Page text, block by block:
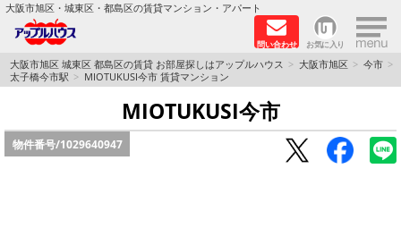
大阪市旭区・城東区・都島区の賃貸マンション・アパート
問い合わせ お気に入り ×
TOPページ
路線·駅から探す
大阪市旭区 城東区 都島区の賃貸 お部屋探しはアップルハウス 大阪市旭区
今市
太子橋今市駅
MIOTUKUSI今市 賃貸マンション
MIOTUKUSI今市
物件番号/1029640947